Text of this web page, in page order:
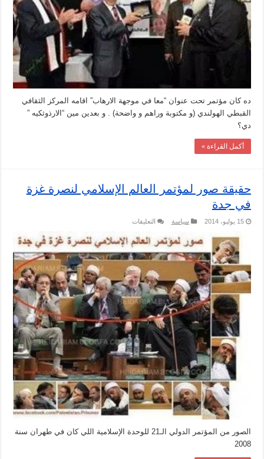
الارهاب
مغلقة
ده كان مؤتمر تحت عنوان “معا في موجهة الارهاب” اقامه المركز الثقافي
القبطي الهولندي (و مكتوبة وراهم و واضحة) . و بعدين مين “الارذوثكيه ”
دي؟
أكمل القراءة »
حقيقة صور لمؤتمر العالم الإسلامي لنصرة غزة
في جدة
15 يوليو، 2014 سياسة التعليقات
صور
لمؤتمر
العالم
الإسلامي
لنصرة
غزة
في
جدة
مغلقة
الصور من المؤتمر الدولي الـ21 للوحدة الإسلامية اللي كان في طهران سنة
2008